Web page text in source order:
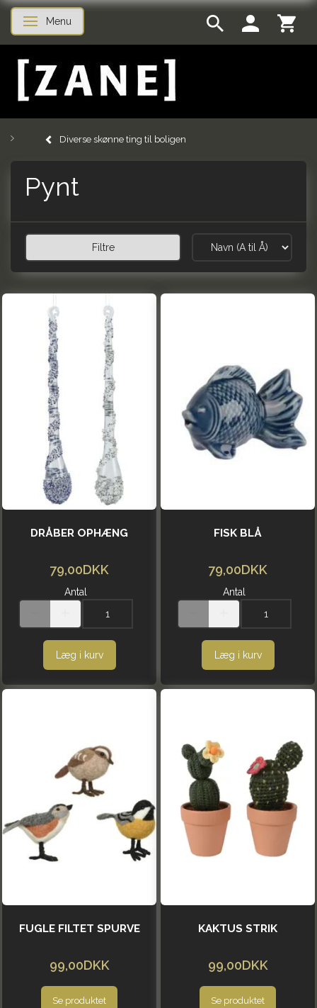
Skifte navigation
Menu
Diverse skønne ting til boligen
Pynt
Filtre
DRÅBER OPHÆNG
79,00DKK
Antal
Læg i kurv
FISK BLÅ
79,00DKK
Antal
Læg i kurv
FUGLE FILTET SPURVE
99,00DKK
Se produktet
KAKTUS STRIK
99,00DKK
Se produktet